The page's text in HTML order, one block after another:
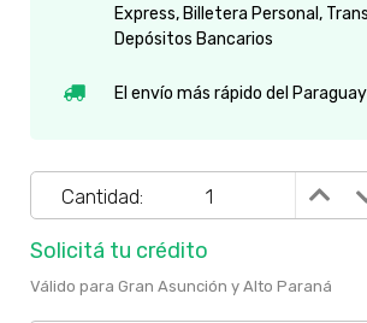
Express, Billetera Personal,
Depósitos Bancarios
El envío más rápido del Paraguay
Cantidad:
Solicitá tu crédito
Válido para Gran Asunción y Alto Paraná